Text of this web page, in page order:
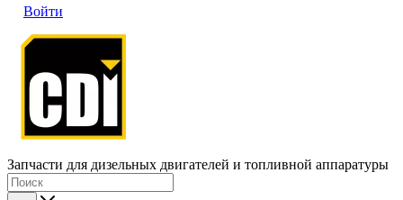
Войти
Запчасти для дизельных двигателей и топливной аппаратуры